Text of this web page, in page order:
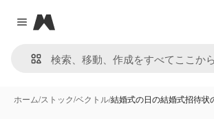
Close menu
Magnific
ホーム/ストック/ベクトル/結婚式の日の結婚式招待